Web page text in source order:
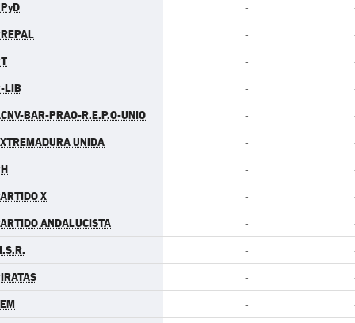
-
-
-
LIB -
BAR-PRAO-R.E.P.O-UNIO -
UNIDA -
-
X -
ANDALUCISTA -
-
-
-